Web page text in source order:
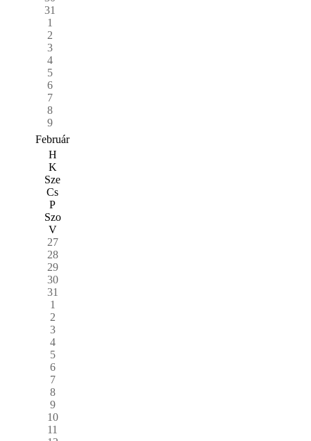
31
1
2
3
4
5
6
7
8
9
Február
H
K
Sze
Cs
P
Szo
V
27
28
29
30
31
1
2
3
4
5
6
7
8
9
10
11